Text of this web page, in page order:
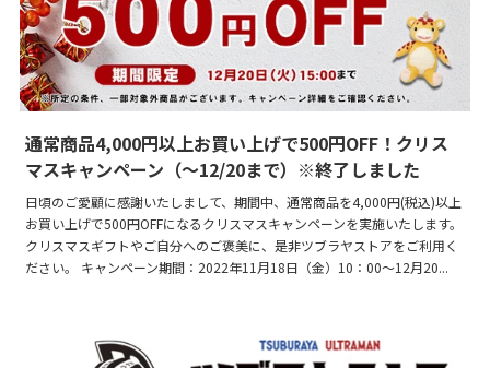
通常商品4,000円以上お買い上げで500円OFF！クリス
マスキャンペーン（～12/20まで）※終了しました
日頃のご愛顧に感謝いたしまして、期間中、通常商品を4,000円(税込)以上
お買い上げで500円OFFになるクリスマスキャンペーンを実施いたします。
クリスマスギフトやご自分へのご褒美に、是非ツブラヤストアをご利用く
ださい。 キャンペーン期間：2022年11月18日（金）10：00～12月20...